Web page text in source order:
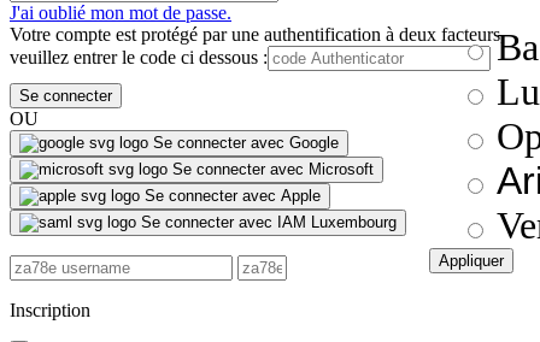
J'ai oublié mon mot de passe.
Votre compte est protégé par une authentification à deux facteurs,
veuillez entrer le code ci dessous :
Se connecter
OU
Se connecter avec Google
Se connecter avec Microsoft
Se connecter avec Apple
Se connecter avec IAM Luxembourg
Inscription
Appliquer